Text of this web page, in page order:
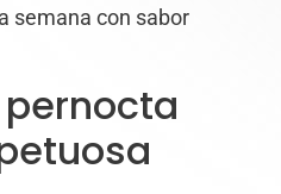
semana con sabor